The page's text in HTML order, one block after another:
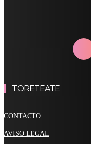
TORETEATE
CONTACTO
AVISO LEGAL